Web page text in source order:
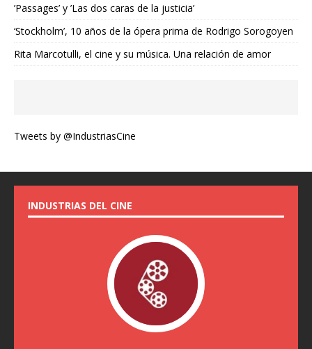
’Passages’ y ’Las dos caras de la justicia’
‘Stockholm’, 10 años de la ópera prima de Rodrigo Sorogoyen
Rita Marcotulli, el cine y su música. Una relación de amor
Tweets by @IndustriasCine
INDUSTRIAS DEL CINE